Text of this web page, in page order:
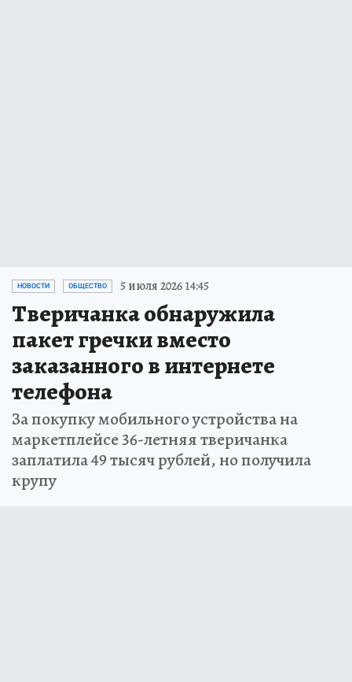
НОВОСТИ ОБЩЕСТВО 5 июля 2026 14:45
Тверичанка обнаружила
пакет гречки вместо
заказанного в интернете
телефона
За покупку мобильного устройства на
маркетплейсе 36-летняя тверичанка
заплатила 49 тысяч рублей, но получила
крупу